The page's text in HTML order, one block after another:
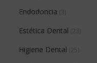
Endodoncia
Estética Dental
Higiene Dental